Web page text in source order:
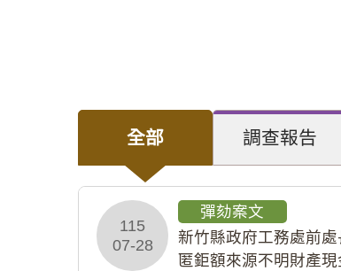
全部 調查報告
115
07-28
彈劾案文
新竹縣政府工務處前
匿鉅額來源不明財產